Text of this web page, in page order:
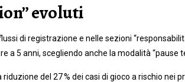
evoluti
di registrazione e nelle sezioni
a 5 anni, scegliendo anche la modalità “pause
del 27 % dei casi di gioco a rischio nei